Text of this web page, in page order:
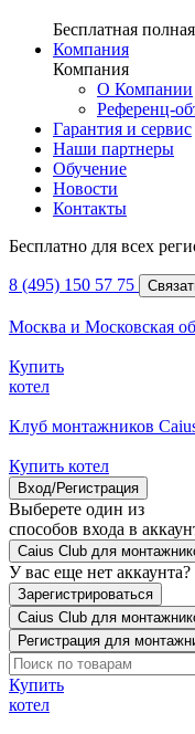
Бесплатная
Компания
Компания
О Компании
Референц-
Гарантия и сервис
Наши партнеры
Обучение
Новости
Контакты
Бесплатно для всех
8 (495) 150 57 75
Москва и Московская
Купить
котел
Клуб монтажников
Купить котел
Вход/Регистрация
Выберете один из
способов входа в
Caius Club для
У вас еще нет аккаунта?
Зарегистрироваться
Caius Club для
Регистрация для
Купить
котел